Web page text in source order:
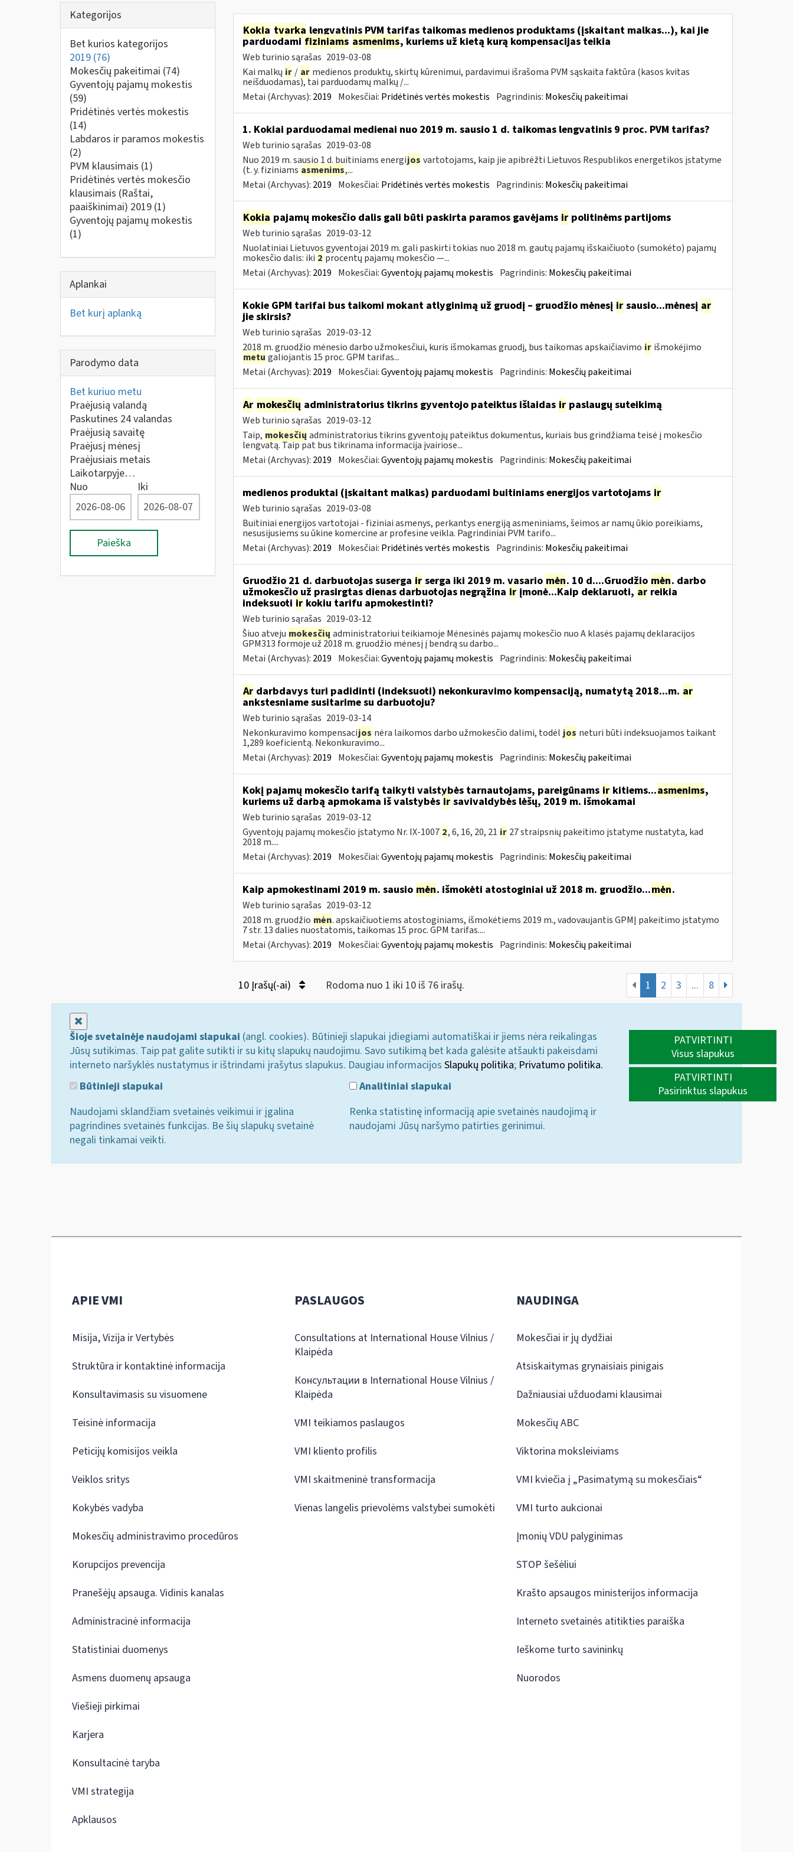
Kategorijos
Bet kurios kategorijos
2019 (76)
Mokesčių pakeitimai (74)
Gyventojų pajamų mokestis
(59)
Pridėtinės vertės mokestis
(14)
Labdaros ir paramos mokestis
(2)
PVM klausimais (1)
Pridėtinės vertės mokesčio
klausimais (Raštai,
paaiškinimai) 2019 (1)
Gyventojų pajamų mokestis
(1)
Aplankai
Bet kurį aplanką
Parodymo data
Bet kuriuo metu
Praėjusią valandą
Paskutines 24 valandas
Praėjusią savaitę
Praėjusį mėnesį
Praėjusiais metais
Laikotarpyje…
Nuo
Iki
Paieška
Kokia tvarkalengvatinis PVM tarifas taikomas medienos produktams (įskaitant malkas...), kai jie
parduodamifiziniams asmenims, kuriems už kietą kurą kompensacijas teikia
Web turinio sąrašas 2019-03-08
Kai malkų ir / ar medienos produktų, skirtų kūrenimui, pardavimui išrašoma PVM sąskaita faktūra (kasos kvitas
neišduodamas), tai parduodamų malkų /...
Metai (Archyvas): 2019 Mokesčiai: Pridėtinės vertės mokestis Pagrindinis: Mokesčių pakeitimai
1. Kokiai parduodamai medienai nuo 2019 m. sausio 1 d. taikomas lengvatinis 9 proc. PVM tarifas?
Web turinio sąrašas 2019-03-08
Nuo 2019 m. sausio 1 d. buitiniams energijos vartotojams, kaip jie apibrėžti Lietuvos Respublikos energetikos įstatyme
(t. y. fiziniams asmenims,...
Metai (Archyvas): 2019 Mokesčiai: Pridėtinės vertės mokestis Pagrindinis: Mokesčių pakeitimai
Kokia pajamų mokesčio dalis gali būti paskirta paramos gavėjams irpolitinėms partijoms
Web turinio sąrašas 2019-03-12
Nuolatiniai Lietuvos gyventojai 2019 m. gali paskirti tokias nuo 2018 m. gautų pajamų išskaičiuoto (sumokėto) pajamų
mokesčio dalis: iki 2 procentų pajamų mokesčio —...
Metai (Archyvas): 2019 Mokesčiai:Gyventojų pajamų mokestis Pagrindinis: Mokesčių pakeitimai
Kokie GPM tarifai bus taikomi mokant atlyginimą už gruodį – gruodžio mėnesį irsausio...mėnesį ar
jie skirsis?
Web turinio sąrašas 2019-03-12
2018 m. gruodžio mėnesio darbo užmokesčiui, kuris išmokamas gruodį, bus taikomas apskaičiavimo ir išmokėjimo
metu galiojantis 15 proc. GPM tarifas...
Metai (Archyvas): 2019 Mokesčiai:Gyventojų pajamų mokestis Pagrindinis: Mokesčių pakeitimai
Ar mokesčių administratorius tikrins gyventojo pateiktus išlaidas irpaslaugų suteikimą
Web turinio sąrašas 2019-03-12
Taip, mokesčių administratorius tikrins gyventojų pateiktus dokumentus, kuriais bus grindžiama teisė į mokesčio
lengvatą. Taip pat bus tikrinama informacija įvairiose...
Metai (Archyvas): 2019 Mokesčiai:Gyventojų pajamų mokestis Pagrindinis: Mokesčių pakeitimai
medienos produktai (įskaitant malkas) parduodami buitiniams energijos vartotojams ir
Web turinio sąrašas 2019-03-08
Buitiniai energijos vartotojai - fiziniai asmenys, perkantys energiją asmeniniams, šeimos ar namų ūkio poreikiams,
nesusijusiems su ūkine komercine ar profesine veikla. Pagrindiniai PVM tarifo...
Metai (Archyvas): 2019 Mokesčiai: Pridėtinės vertės mokestis Pagrindinis: Mokesčių pakeitimai
Gruodžio 21 d. darbuotojas suserga irserga iki 2019 m. vasario mėn. 10 d....Gruodžio mėn. darbo
užmokesčio už prasirgtas dienas darbuotojas negrąžina irįmonė...Kaip deklaruoti, arreikia
indeksuoti irkokiu tarifu apmokestinti?
Web turinio sąrašas 2019-03-12
Šiuo atveju mokesčių administratoriui teikiamoje Mėnesinės pajamų mokesčio nuo A klasės pajamų deklaracijos
GPM313 formoje už 2018 m. gruodžio mėnesį į bendrą su darbo...
Metai (Archyvas): 2019 Mokesčiai:Gyventojų pajamų mokestis Pagrindinis: Mokesčių pakeitimai
Ardarbdavys turi padidinti (indeksuoti) nekonkuravimo kompensaciją, numatytą 2018...m. ar
ankstesniame susitarime su darbuotoju?
Web turinio sąrašas 2019-03-14
Nekonkuravimo kompensacijos nėra laikomos darbo užmokesčio dalimi, todėl jos neturi būti indeksuojamos taikant
1,289 koeficientą. Nekonkuravimo...
Metai (Archyvas): 2019 Mokesčiai:Gyventojų pajamų mokestis Pagrindinis: Mokesčių pakeitimai
Kokį pajamų mokesčio tarifą taikyti valstybės tarnautojams, pareigūnams irkitiems...asmenims,
kuriems už darbą apmokama iš valstybės irsavivaldybės lėšų, 2019 m. išmokamai
Web turinio sąrašas 2019-03-12
Gyventojų pajamų mokesčio įstatymo Nr. IX-1007 2, 6, 16, 20, 21 ir 27 straipsnių pakeitimo įstatyme nustatyta, kad
2018 m....
Metai (Archyvas): 2019 Mokesčiai:Gyventojų pajamų mokestis Pagrindinis: Mokesčių pakeitimai
Kaip apmokestinami 2019 m. sausio mėn. išmokėti atostoginiai už 2018 m. gruodžio...mėn.
Web turinio sąrašas 2019-03-12
2018 m. gruodžio mėn. apskaičiuotiems atostoginiams, išmokėtiems 2019 m., vadovaujantis GPMĮ pakeitimo įstatymo
7 str. 13 dalies nuostatomis, taikomas 15 proc. GPM tarifas....
Metai (Archyvas): 2019 Mokesčiai:Gyventojų pajamų mokestis Pagrindinis: Mokesčių pakeitimai
10 Įrašų(-ai) Rodoma nuo 1 iki 10 iš 76 irašų. 1 2 3 ... 8
Šioje svetainėje naudojami slapukai (angl. cookies). Būtinieji slapukai įdiegiami automatiškai ir jiems nėra reikalingas
Jūsų sutikimas. Taip pat galite sutikti ir su kitų slapukų naudojimu. Savo sutikimą bet kada galėsite atšaukti pakeisdami
interneto naršyklės nustatymus ir ištrindami įrašytus slapukus. Daugiau informacijos Slapukų politika; Privatumo politika.
Būtinieji slapukai
Naudojami sklandžiam svetainės veikimui ir įgalina
pagrindines svetainės funkcijas. Be šių slapukų svetainė
negali tinkamai veikti.
Analitiniai slapukai
Renka statistinę informaciją apie svetainės naudojimą ir
naudojami Jūsų naršymo patirties gerinimui.
PATVIRTINTI
Visus slapukus
PATVIRTINTI
Pasirinktus slapukus
APIE VMI
Misija, Vizija ir Vertybės
Struktūra ir kontaktinė informacija
Konsultavimasis su visuomene
Teisinė informacija
Peticijų komisijos veikla
Veiklos sritys
Kokybės vadyba
Mokesčių administravimo procedūros
Korupcijos prevencija
Pranešėjų apsauga. Vidinis kanalas
Administracinė informacija
Statistiniai duomenys
Asmens duomenų apsauga
Viešieji pirkimai
Karjera
Konsultacinė taryba
VMI strategija
Apklausos
PASLAUGOS
Consultations at International House Vilnius /
Klaipėda
Консультации в International House Vilnius /
Klaipėda
VMI teikiamos paslaugos
VMI kliento profilis
VMI skaitmeninė transformacija
Vienas langelis prievolėms valstybei sumokėti
NAUDINGA
Mokesčiai ir jų dydžiai
Atsiskaitymas grynaisiais pinigais
Dažniausiai užduodami klausimai
Mokesčių ABC
Viktorina moksleiviams
VMI kviečia į „Pasimatymą su mokesčiais“
VMI turto aukcionai
Įmonių VDU palyginimas
STOP šešėliui
Krašto apsaugos ministerijos informacija
Interneto svetainės atitikties paraiška
Ieškome turto savininkų
Nuorodos